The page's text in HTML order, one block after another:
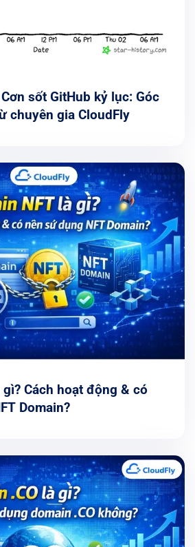
Cơn sốt GitHub kỷ lục: Góc
chuyên gia CloudFly
gì? Cách hoạt động & có
Domain?